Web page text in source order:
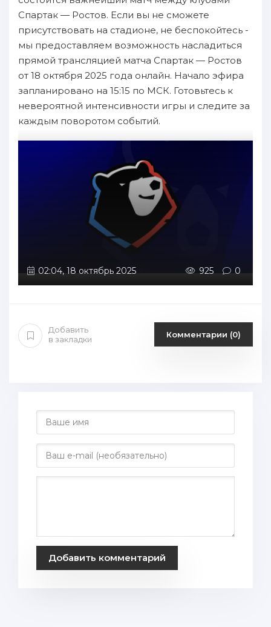
Спартак — Ростов. Если вы не сможете
присутствовать на стадионе, не беспокойтесь -
мы предоставляем возможность насладиться
прямой трансляцией матча Спартак — Ростов
от 18 октября 2025 года онлайн. Начало эфира
запланировано на 15:15 по МСК. Готовьтесь к
невероятной интенсивности игры и следите за
каждым поворотом событий.
02:04, 18 октябрь 2025 925 0
Добавить
в закладки
Комментарии (0)
Добавить комментарий